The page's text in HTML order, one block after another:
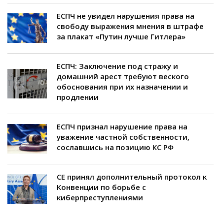
ЕСПЧ не увидел нарушения права на
свободу выражения мнения в штрафе
за плакат «Путин лучше Гитлера»
ЕСПЧ: Заключение под стражу и
домашний арест требуют веского
обоснования при их назначении и
продлении
ЕСПЧ признал нарушение права на
уважение частной собственности,
сославшись на позицию КС РФ
СЕ принял дополнительный протокол к
Конвенции по борьбе с
киберпреступлениями